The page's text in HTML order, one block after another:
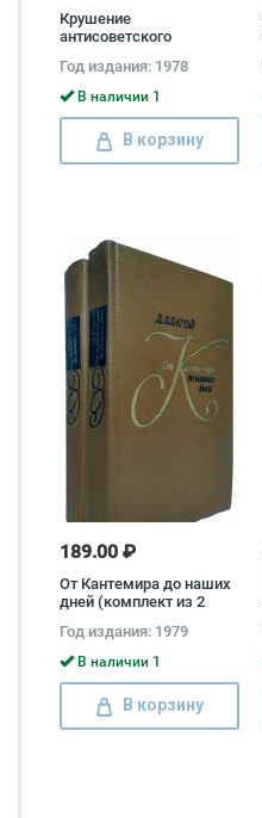
Крушение
антисоветского
(комплект из 2 книг)
Давид Голинков
Год издания: 1978
В наличии 1
В корзину
189.00 ₽
От Кантемира до наших
дней (комплект из 2
Год издания: 1979
В наличии 1
В корзину